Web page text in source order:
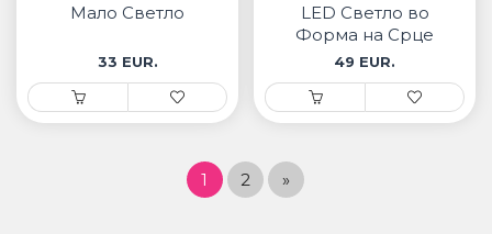
Мало Светло
33 EUR.
LED Светло во
Форма на Срце
49 EUR.
1 2 »